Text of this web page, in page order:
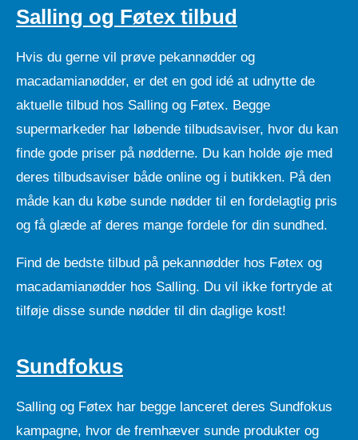
Salling og Føtex tilbud
Hvis du gerne vil prøve pekannødder og
macadamianødder, er det en god idé at udnytte de
aktuelle tilbud hos Salling og Føtex. Begge
supermarkeder har løbende tilbudsaviser, hvor du kan
finde gode priser på nødderne. Du kan holde øje med
deres tilbudsaviser både online og i butikken. På den
måde kan du købe sunde nødder til en fordelagtig pris
og få glæde af deres mange fordele for din sundhed.
Find de bedste tilbud på pekannødder hos Føtex og
macadamianødder hos Salling. Du vil ikke fortryde at
tilføje disse sunde nødder til din daglige kost!
Sundfokus
Salling og Føtex har begge lanceret deres Sundfokus
kampagne, hvor de fremhæver sunde produkter og